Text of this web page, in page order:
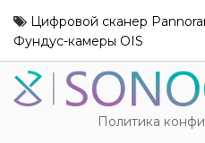
Цифровой сканер
Фундус-камеры OIS
Политика